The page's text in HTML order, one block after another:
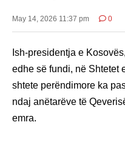
May 14, 2026 11:37 pm 0
Ish-presidentja e
edhe së fundi, në Shtetet
shtete perëndimore ka
ndaj anëtarëve të
emra.